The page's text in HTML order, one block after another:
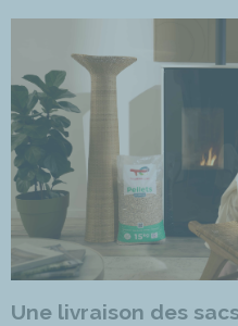
Une livraison des